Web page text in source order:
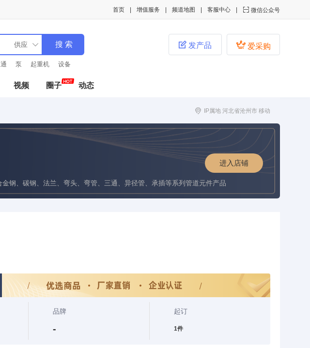
 微信公众号
客服中心
频道地图
增值服务
首页
起重机 设备 异径管
 爱采购
 发产品
视频 圈子 动态
IP属地 河北省沧州市 移动
钢、碳钢、法兰、弯头、弯管、三通、异径管、承插等系列管道元件产品
进入店铺
品牌
-
起订
1件